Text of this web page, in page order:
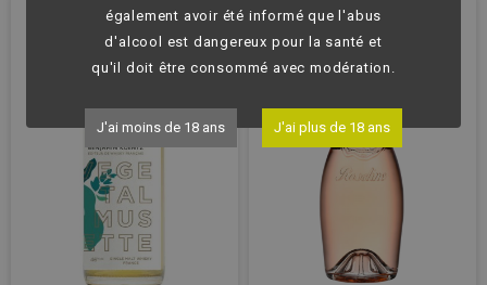
également avoir été informé que l'abus
d'alcool est dangereux pour la santé et
qu'il doit être consommé avec modération.
J'ai moins de 18 ans J'ai plus de 18 ans